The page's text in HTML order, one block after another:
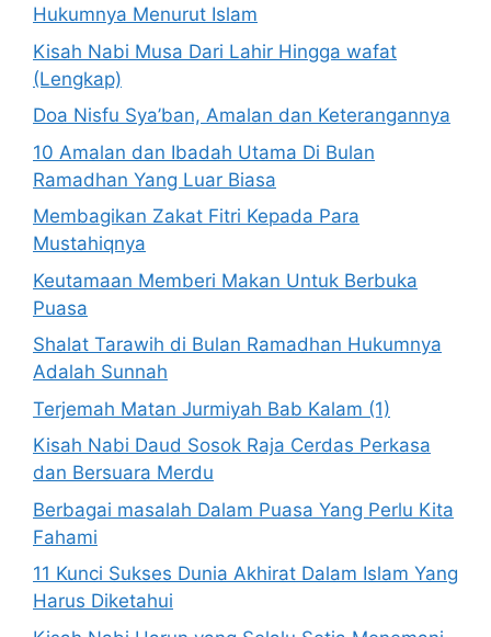
Hukumnya Menurut Islam
Kisah Nabi Musa Dari Lahir Hingga wafat
(Lengkap)
Doa Nisfu Sya’ban, Amalan dan Keterangannya
10 Amalan dan Ibadah Utama Di Bulan
Ramadhan Yang Luar Biasa
Membagikan Zakat Fitri Kepada Para
Mustahiqnya
Keutamaan Memberi Makan Untuk Berbuka
Puasa
Shalat Tarawih di Bulan Ramadhan Hukumnya
Adalah Sunnah
Terjemah Matan Jurmiyah Bab Kalam (1)
Kisah Nabi Daud Sosok Raja Cerdas Perkasa
dan Bersuara Merdu
Berbagai masalah Dalam Puasa Yang Perlu Kita
Fahami
11 Kunci Sukses Dunia Akhirat Dalam Islam Yang
Harus Diketahui